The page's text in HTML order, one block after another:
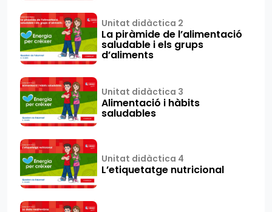
Unitat didàctica 2
La piràmide de l’alimentació
saludable i els grups
d’aliments
Unitat didàctica 3
Alimentació i hàbits
saludables
Unitat didàctica 4
L’etiquetatge nutricional